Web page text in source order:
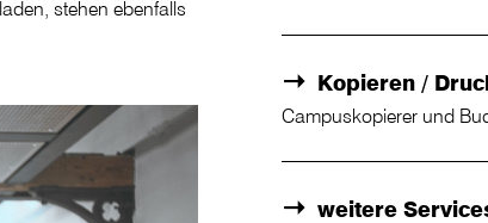
stehen ebenfalls
Kopieren /
Campuskopierer und
weitere